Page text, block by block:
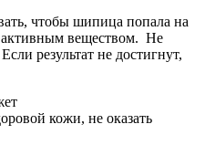
чтобы шипица попала на
активным веществом. Не
результат не достигнут,
кожи, не оказать